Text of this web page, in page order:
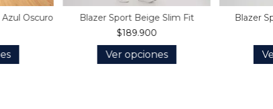
Oscuro
Blazer Sport Beige Slim Fit
$189.900
Ver opciones
Blazer